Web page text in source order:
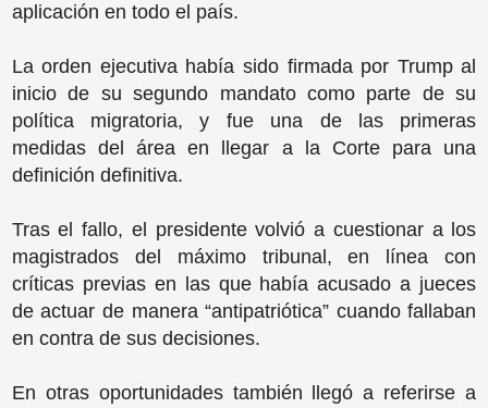
aplicación en todo el país.
La orden ejecutiva había sido firmada por Trump al
inicio de su segundo mandato como parte de su
política migratoria, y fue una de las primeras
medidas del área en llegar a la Corte para una
definición definitiva.
Tras el fallo, el presidente volvió a cuestionar a los
magistrados del máximo tribunal, en línea con
críticas previas en las que había acusado a jueces
de actuar de manera “antipatriótica” cuando fallaban
en contra de sus decisiones.
En otras oportunidades también llegó a referirse a